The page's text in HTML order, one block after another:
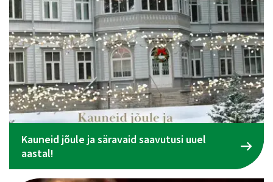
Kauneid jõule ja säravaid saavutusi uuel
aastal!